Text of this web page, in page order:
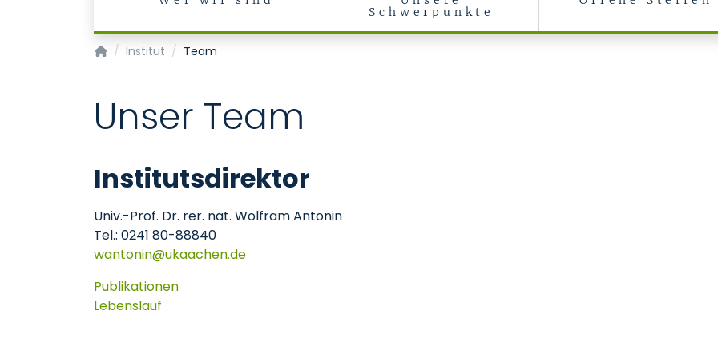
Schwerpunkte
Institut für Biochemie und Molekulare Zellbiologie
Institut Team
Unser Team
Institutsdirektor
Univ.-Prof. Dr. rer. nat. Wolfram Antonin
Tel.: 0241 80-88840
wantonin
ukaachende
Publikationen
Lebenslauf